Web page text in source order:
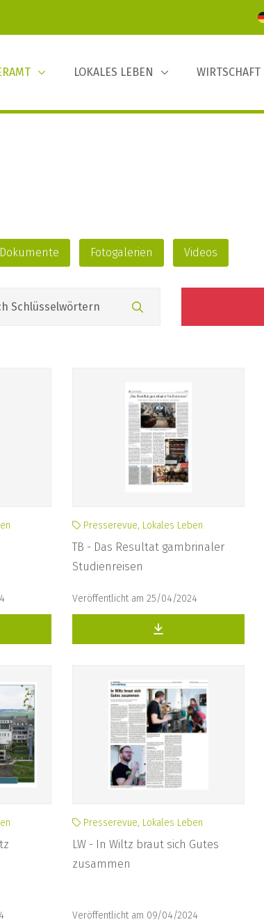
LOKALES LEBEN WIRTSCHAFT
Dokumente Fotogalerien Videos
Presserevue, Lokales Leben
TB - Das Resultat gambrinaler
Studienreisen
Veröffentlicht am 25/04/2024
Presserevue, Lokales Leben
LW - In Wiltz braut sich Gutes
zusammen
Veröffentlicht am 09/04/2024